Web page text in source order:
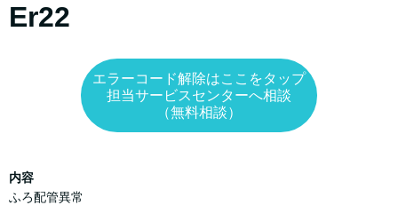
Er22
エラーコード解除はここをタップ
担当サービスセンターへ相談
（無料相談）
内容
ふろ配管異常